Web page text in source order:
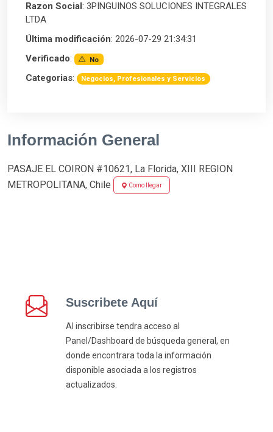
Razon Social : 3PINGUINOS SOLUCIONES INTEGRALES
LTDA
Última modificación: 2026-07-29 21:34:31
Verificado: No
Categorias: Negocios, Profesionales y Servicios
Información General
PASAJE EL COIRON #10621, La Florida, XIII REGION
METROPOLITANA, Chile
Como llegar
Suscribete Aquí
Al inscribirse tendra acceso al
Panel/Dashboard de búsqueda general, en
donde encontrara toda la información
disponible asociada a los registros
actualizados.